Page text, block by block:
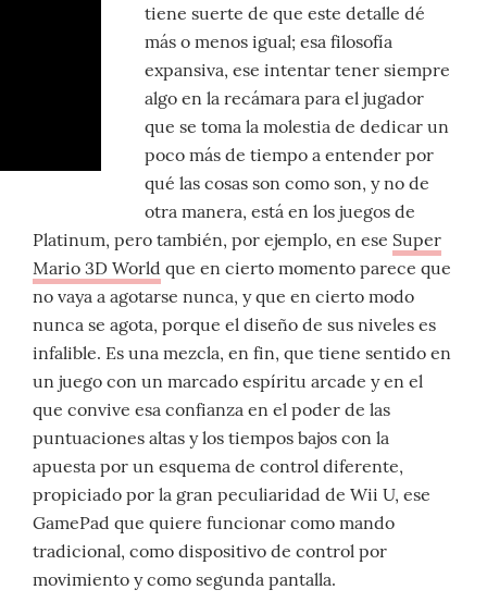
tiene suerte de que este detalle dé
más o menos igual; esa filosofía
expansiva, ese intentar tener siempre
algo en la recámara para el jugador
que se toma la molestia de dedicar un
poco más de tiempo a entender por
qué las cosas son como son, y no de
otra manera, está en los juegos de
Platinum, pero también, por ejemplo, en ese Super
Mario 3D World que en cierto momento parece que
no vaya a agotarse nunca, y que en cierto modo
nunca se agota, porque el diseño de sus niveles es
infalible. Es una mezcla, en fin, que tiene sentido en
un juego con un marcado espíritu arcade y en el
que convive esa confianza en el poder de las
puntuaciones altas y los tiempos bajos con la
apuesta por un esquema de control diferente,
propiciado por la gran peculiaridad de Wii U, ese
GamePad que quiere funcionar como mando
tradicional, como dispositivo de control por
movimiento y como segunda pantalla.